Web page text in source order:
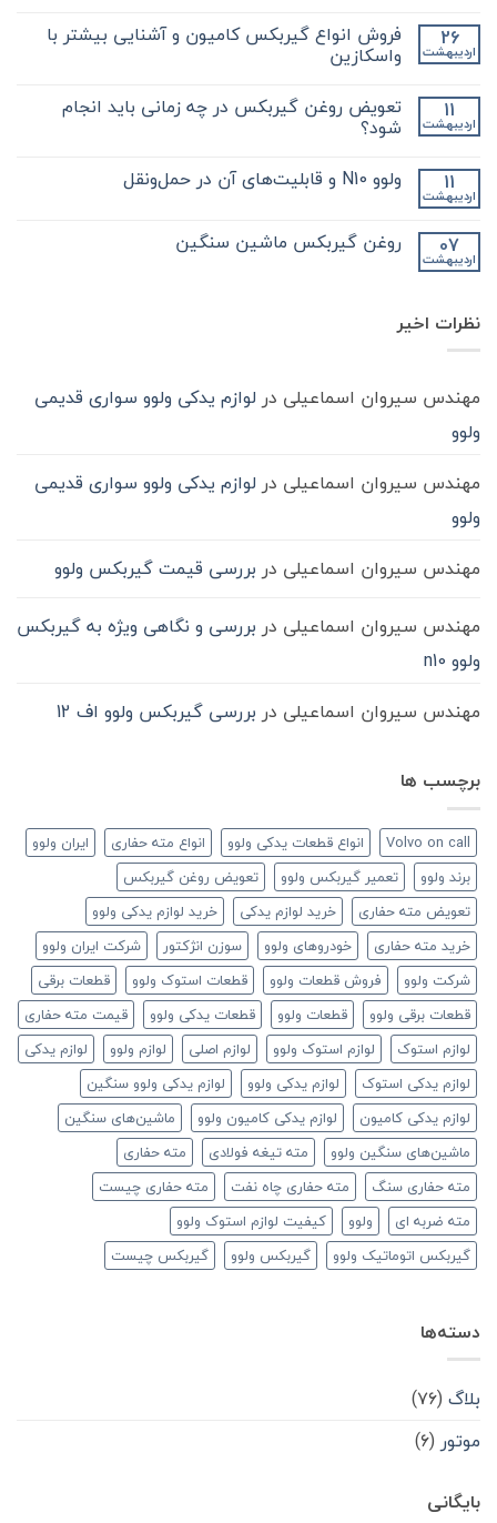
دیدگاهی
نکات
مهم
کلیدی
در
مورد
بکس
کامیون
باید
نشده 26
اردیبهشت
فروش انواع گیربکس کامیون و آشنایی بیشتر با
واسکازین
برای
فروش
انواع
و
آشنایی
واسکازین
ثبت
نشده 11
اردیبهشت
تعویض روغن گیربکس در چه زمانی باید انجام
شود؟
برای
تعویض
چه
ثبت
نشده 11
اردیبهشت
ولوو N10 و قابلیت‌های آن در حمل‌ونقل
ولوو
N10
حمل‌ونقل
نشده 07
اردیبهشت
روغن گیربکس ماشین سنگین
گیربکس
ماشیننظرات اخیر
مهندس سیروان اسماعیلی در لوازم یدکی ولوو سواری قدیمی
ولوو
مهندس سیروان اسماعیلی در لوازم یدکی ولوو سواری قدیمی
ولوو
مهندس سیروان اسماعیلی در بررسی قیمت گیربکس ولوو
مهندس سیروان اسماعیلی در بررسی و نگاهی ویژه به گیربکس
ولوو n10
مهندس سیروان اسماعیلی در بررسی گیربکس ولوو اف 12
برچسب ها
Volvo on call انواع قطعات یدکی ولوو انواع مته حفاری
ایران ولوو
برند ولوو
تعمیر گیربکس ولوو
تعویض روغن گیربکس
تعویض مته حفاری
خرید لوازم یدکی
خرید لوازم یدکی ولوو
خرید مته حفاری
خودروهای ولوو سوزن انژکتور
شرکت ایران ولوو
شرکت ولوو
فروش قطعات ولوو قطعات استوک ولوو
قطعات برقی
قطعات برقی ولوو
قطعات ولوو قطعات یدکی ولوو
قیمت مته حفاری
لوازم استوک
لوازم استوک ولوو لوازم اصلی لوازم ولوو
لوازم یدکی
لوازم یدکی استوک
لوازم یدکی ولوو
لوازم یدکی ولوو سنگین
لوازم یدکی کامیون
لوازم یدکی کامیون ولوو
ماشین‌های سنگین
ماشین‌های سنگین ولوو
مته تیغه فولادی
مته حفاری
مته حفاری سنگ
مته حفاری چاه نفت
مته حفاری چیست
مته ضربه ای
ولوو
کیفیت لوازم استوک ولوو
گیربکس اتوماتیک ولوو
گیربکس ولوو گیربکس چیست
دسته‌ها
بلاگ (۷۶)
موتور (۶)
بایگانی